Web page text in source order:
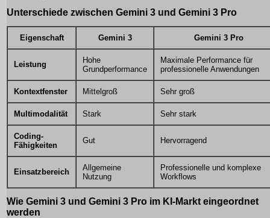
Unterschiede zwischen Gemini 3 und Gemini 3 Pro
Eigenschaft Gemini 3 Gemini 3 Pro
Leistung
Hohe
Grundperformance
Maximale Performance für
professionelle Anwendungen
Kontextfenster Mittelgroß Sehr groß
Multimodalität Stark Sehr stark
Coding-
Fähigkeiten
Gut Hervorragend
Einsatzbereich
Allgemeine
Nutzung
Professionelle und komplexe
Workflows
Wie Gemini 3 und Gemini 3 Pro im KI-Markt eingeordnet
werden